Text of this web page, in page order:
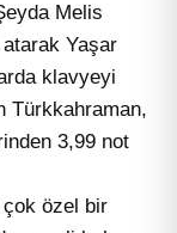
Melis
Yaşar
klavyeyi
Türkkahraman,
3,99 not
özel bir